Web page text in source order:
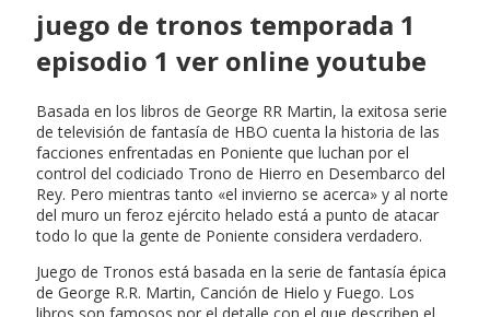
juego de tronos temporada 1
episodio 1 ver online youtube
Basada en los libros de George RR Martin, la exitosa serie
de televisión de fantasía de HBO cuenta la historia de las
facciones enfrentadas en Poniente que luchan por el
control del codiciado Trono de Hierro en Desembarco del
Rey. Pero mientras tanto «el invierno se acerca» y al norte
del muro un feroz ejército helado está a punto de atacar
todo lo que la gente de Poniente considera verdadero.
Juego de Tronos está basada en la serie de fantasía épica
de George R.R. Martin, Canción de Hielo y Fuego. Los